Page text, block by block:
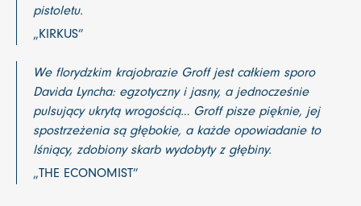
pistoletu.
„KIRKUS”
We florydzkim krajobrazie Groff jest całkiem sporo
Davida Lyncha: egzotyczny i jasny, a jednocześnie
pulsujący ukrytą wrogością… Groff pisze pięknie, jej
spostrzeżenia są głębokie, a każde opowiadanie to
lśniący, zdobiony skarb wydobyty z głębiny.
„THE ECONOMIST”